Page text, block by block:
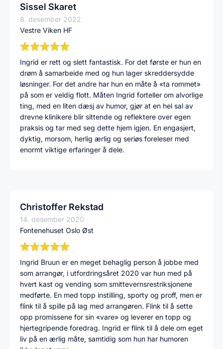
Sissel Skaret
8. desember 2022
Vestre Viken HF
Ingrid er rett og slett fantastisk. For det første er hun en
drøm å samarbeide med og hun lager skreddersydde
løsninger. For det andre har hun en måte å «ta rommet»
på som er veldig flott. Måten Ingrid forteller om alvorlige
ting, med en liten dæsj av humor, gjør at en hel sal av
drevne klinikere blir sittende og reflektere over egen
praksis og tar med seg dette hjem igjen. En engasjert,
dyktig, morsom, herlig ærlig og seriøs foreleser med
enormt viktige erfaringer å dele.
Christoffer Rekstad
14. desember 2020
Fontenehuset Oslo Øst
Ingrid Bruun er en meget behaglig person å jobbe med
som arrangør, i utfordringsåret 2020 var hun med på
hvert kast og vending som smittevernsrestriksjonene
medførte. En med topp instilling, sporty og proff, men er
flink til å spille på lag med arrangøren. Flink til å sette
opp promissene for sin «vare» og leverer en topp og
hjertegripende foredrag. Ingrid er flink til å dele om eget
liv på en ærlig måte, samtidig som hun har humoren